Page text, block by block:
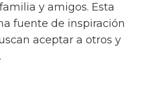
y amigos. Esta
fuente de inspiración
aceptar a otros y